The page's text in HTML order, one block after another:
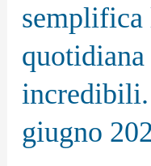
semplifica
giugno
vita
quotidiana
con
5
app